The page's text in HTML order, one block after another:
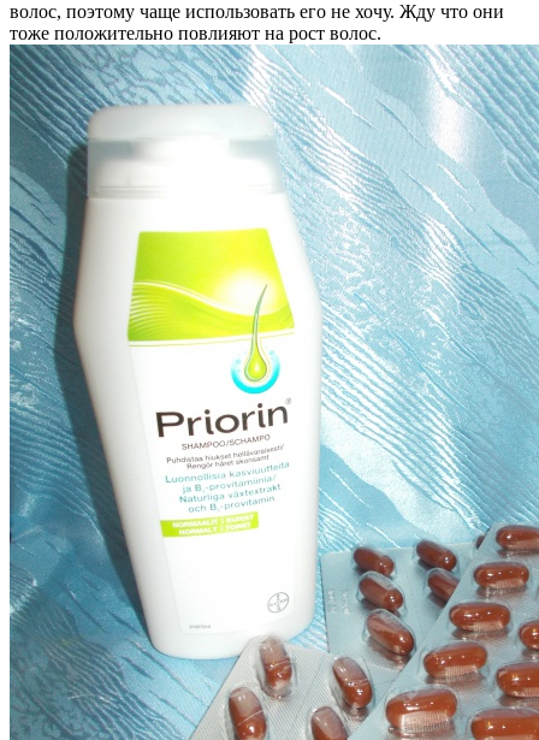
волос, поэтому чаще использовать его не хочу. Жду что они
тоже положительно повлияют на рост волос.